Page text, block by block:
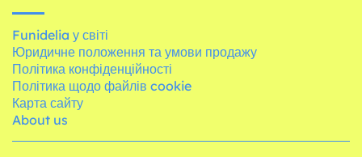
Funidelia у світі
Юридичне положення та умови продажу
Політика конфіденційності
Політика щодо файлів cookie
Карта сайту
About us